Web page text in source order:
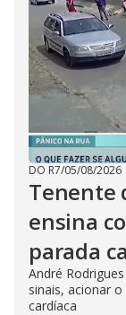
DO R7/05/08/2026
Tenente
ensina
parada
André
sinais, acionar
cardíaca